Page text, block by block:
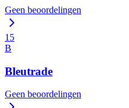
Geen beoordelingen
15
B
Bleutrade
Geen beoordelingen